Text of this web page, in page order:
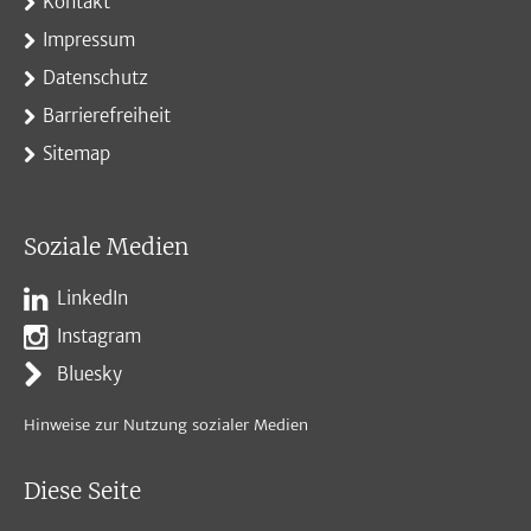
Impressum
Datenschutz
Barrierefreiheit
Sitemap
Soziale Medien
LinkedIn
Instagram
Bluesky
Hinweise zur Nutzung sozialer Medien
Diese Seite